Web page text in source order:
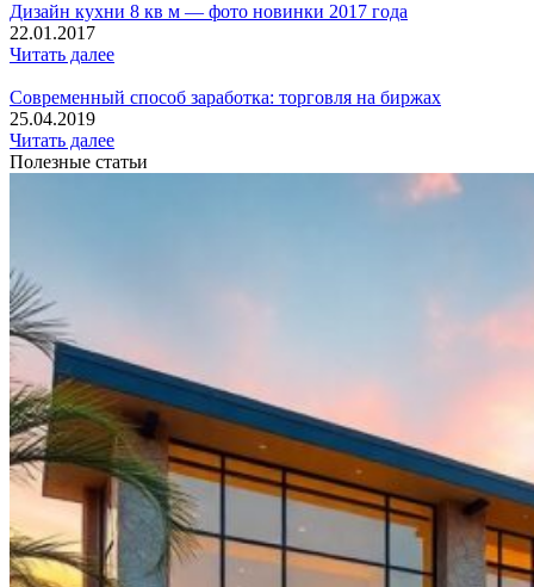
Дизайн кухни 8 кв м — фото новинки 2017 года
22.01.2017
Читать далее
Современный способ заработка: торговля на биржах
25.04.2019
Читать далее
Полезные статьи